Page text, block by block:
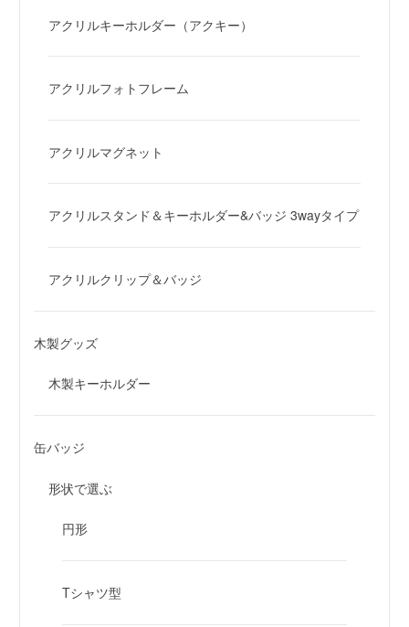
アクリルキーホルダー（アクキー）
アクリルフォトフレーム
アクリルマグネット
アクリルスタンド＆キーホルダー&バッジ 3wayタイプ
アクリルクリップ＆バッジ
木製グッズ
木製キーホルダー
缶バッジ
形状で選ぶ
円形
Tシャツ型